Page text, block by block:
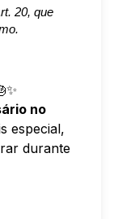
20, que
no
especial,
durante